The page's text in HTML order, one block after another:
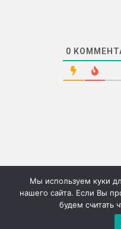
0
©2026г. "Сию"
Мы используем куки
нашего сайта. Если Вы
будем считать